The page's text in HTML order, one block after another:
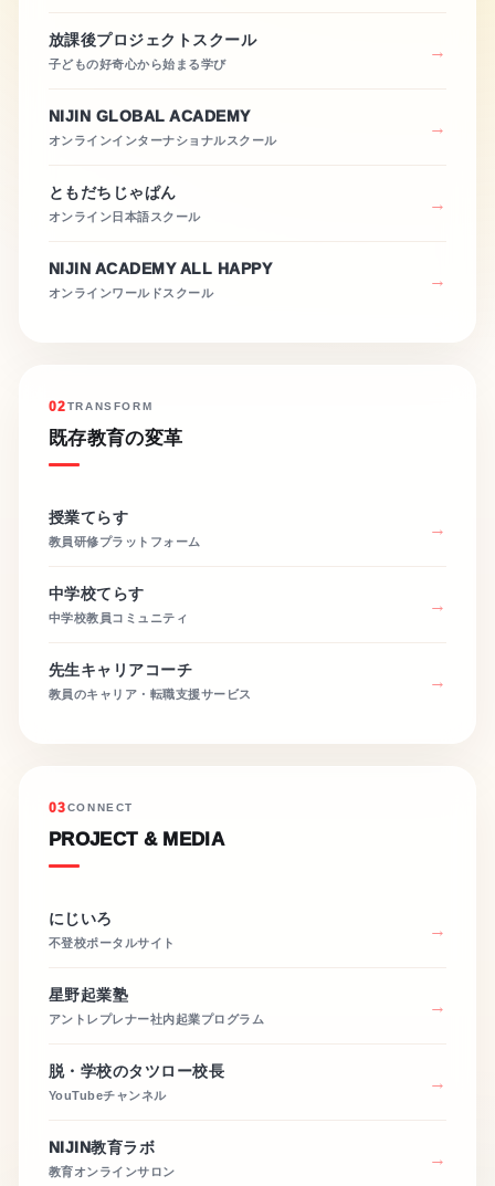
放課後プロジェクトスクール
子どもの好奇心から始まる学び
NIJIN GLOBAL ACADEMY
オンラインインターナショナルスクール
ともだちじゃぱん
オンライン日本語スクール
NIJIN ACADEMY ALL HAPPY
オンラインワールドスクール
02TRANSFORM
既存教育の変革
授業てらす
教員研修プラットフォーム
中学校てらす
中学校教員コミュニティ
先生キャリアコーチ
教員のキャリア・転職支援サービス
03CONNECT
PROJECT & MEDIA
にじいろ
不登校ポータルサイト
星野起業塾
アントレプレナー社内起業プログラム
脱・学校のタツロー校長
YouTubeチャンネル
NIJIN教育ラボ
教育オンラインサロン